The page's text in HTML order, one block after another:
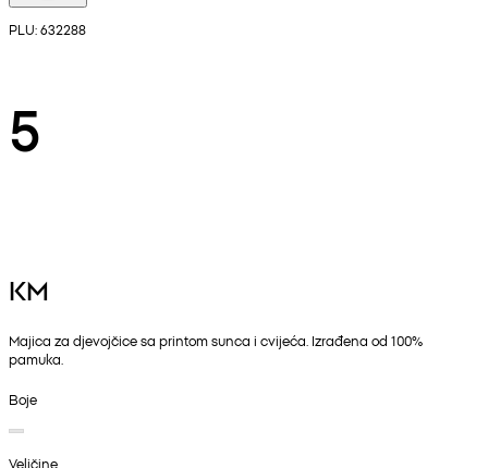
PLU: 632288
5
KM
Majica za djevojčice sa printom sunca i cvijeća. Izrađena od 100%
pamuka.
Boje
Veličine